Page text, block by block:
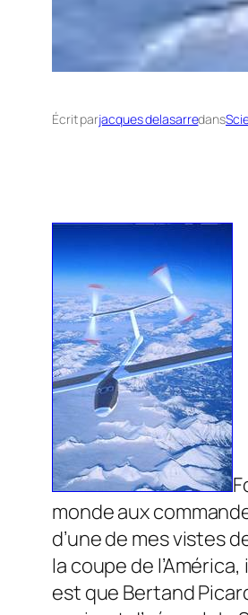
Écrit parjacques delasarredans
monde aux
d’une de mes vistes
la coupe de
est que Bertand